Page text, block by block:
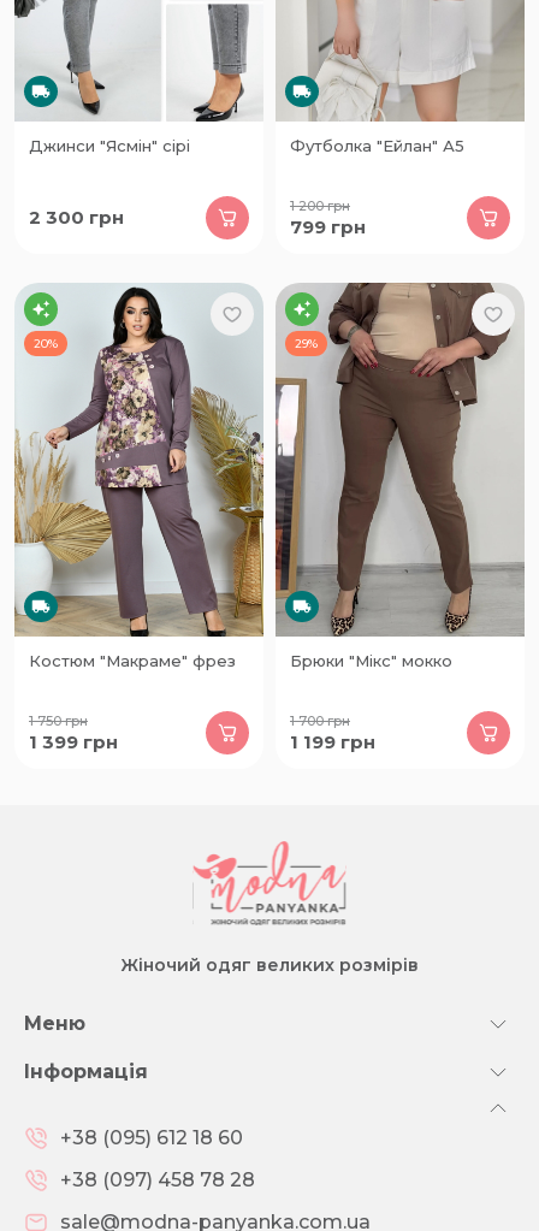
Джинси "Ясмін" сірі
2 300 грн
Футболка "Ейлан" А5
1 200грн
799 грн
20%
Костюм "Макраме" фрез
1 750грн
1 399 грн
29%
Брюки "Мікс" мокко
1 700грн
1 199 грн
Жіночий одяг великих розмірів
Меню
Інформація
+38 (095) 612 18 60
+38 (097) 458 78 28
sale@modna-panyanka.com.ua